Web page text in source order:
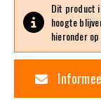
Dit product
hoogte
hieronder